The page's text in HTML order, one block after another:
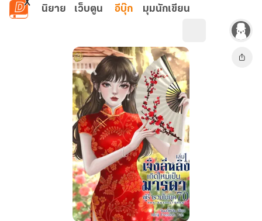
ข้ามไปยังเนื้อหาหลัก
นิยาย เว็บตูน อีบุ๊ก มุมนักเขียน